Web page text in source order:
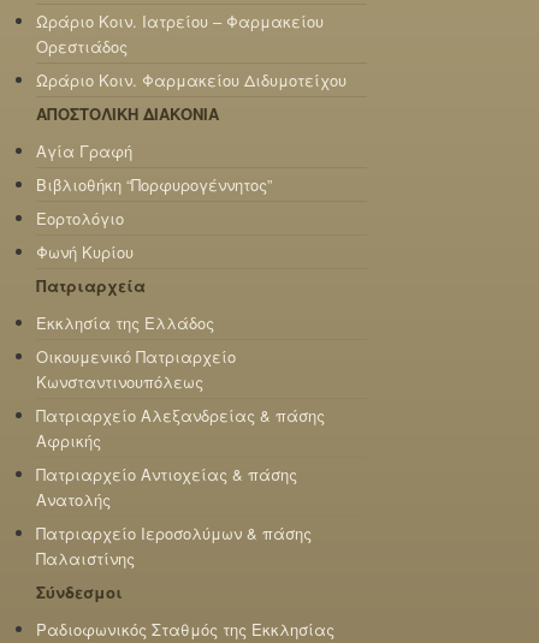
Ωράριο Κοιν. Ιατρείου – Φαρμακείου
Ορεστιάδος
Ωράριο Κοιν. Φαρμακείου Διδυμοτείχου
ΑΠΟΣΤΟΛΙΚΗ ΔΙΑΚΟΝΙΑ
Αγία Γραφή
Βιβλιοθήκη “Πορφυρογέννητος”
Εορτολόγιο
Φωνή Κυρίου
Πατριαρχεία
Εκκλησία της Ελλάδος
Οικουμενικό Πατριαρχείο
Κωνσταντινουπόλεως
Πατριαρχείο Αλεξανδρείας & πάσης
Αφρικής
Πατριαρχείο Αντιοχείας & πάσης
Ανατολής
Πατριαρχείο Ιεροσολύμων & πάσης
Παλαιστίνης
Σύνδεσμοι
Ραδιοφωνικός Σταθμός της Εκκλησίας